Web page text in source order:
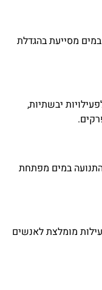
מסייעת בהגדלת
יבשתיות,
התנועה במים מפתחת
מומלצת לאנשים